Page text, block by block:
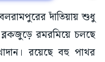
দাঁতিয়ায় শুধু
রমরমিয়ে চলছে
রয়েছে বহু পাথর